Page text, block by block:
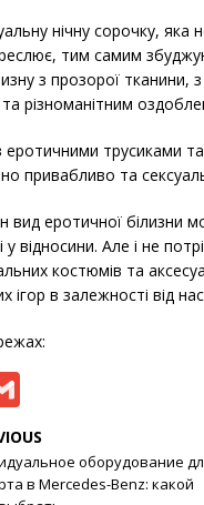
нічну сорочку, яка
тим самим
з прозорої
різноманітним
трусиками
привабливо та
вид еротичної білизни
у відносини. Але і не
костюмів та
ігор в залежності від
m
ai
оборудование
в Mercedes-Benz: какой